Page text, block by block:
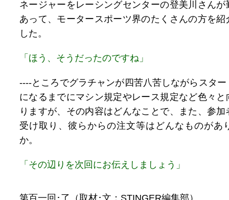
ネージャーをレーシングセンターの登美川さん
あって、モータースポーツ界のたくさんの方を
した。
「ほう、そうだったのですね」
----ところでグラチャンが四苦八苦しながらスタ
になるまでにマシン規定やレース規定など色々
りますが、その内容はどんなことで、また、参
受け取り、彼らからの注文等はどんなものがあ
か。
「その辺りを次回にお伝えしましょう」